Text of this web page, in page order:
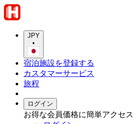
JPY
•
宿泊施設を登録する
カスタマーサービス
旅程
ログイン
お得な会員価格に簡単アクセス